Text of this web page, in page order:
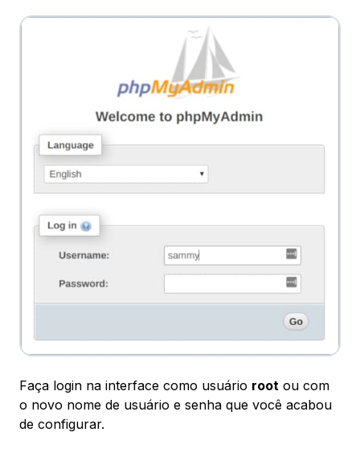
Faça login na interface como usuário root ou com
o novo nome de usuário e senha que você acabou
de configurar.